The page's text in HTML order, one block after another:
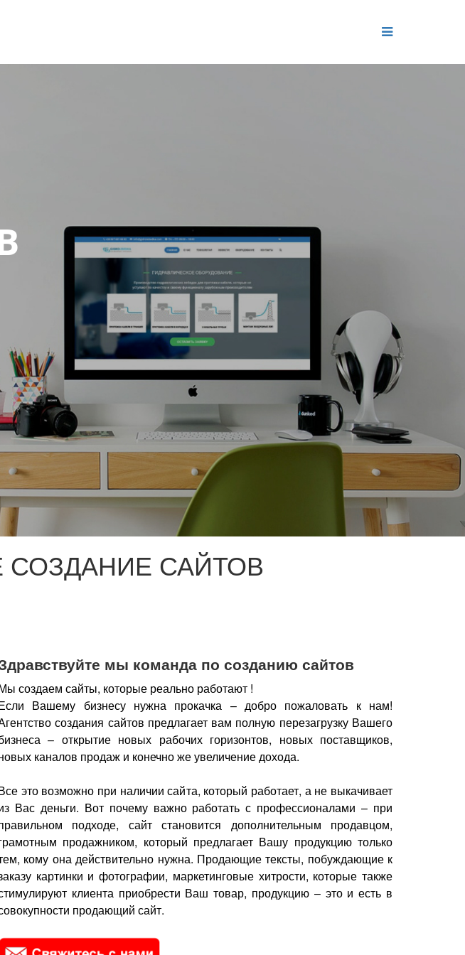
САЙТОВ
мы команда по созданию сайтов
создаем сайты, которые реально работают !
Вашему бизнесу нужна прокачка – добро пожаловать к нам!
создания сайтов предлагает вам полную перезагрузку Вашего
– открытие новых рабочих горизонтов, новых поставщиков,
каналов продаж и конечно же увеличение дохода.
это возможно при наличии сайта, который работает, а не выкачивает
Вас деньги. Вот почему важно работать с профессионалами – при
подходе, сайт становится дополнительным продавцом,
продажником, который предлагает Вашу продукцию только
кому она действительно нужна. Продающие тексты, побуждающие к
картинки и фотографии, маркетинговые хитрости, которые также
клиента приобрести Ваш товар, продукцию – это и есть в
продающий сайт.